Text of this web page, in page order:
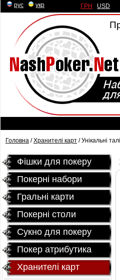
рус укр ГРН USD
Головна /Хранителі карт / Унікальні
Фішки для покеру
Покерні набори
Гральні карти
Покернi столи
Сукно для покеру
Покер атрибутика
Хранителі карт